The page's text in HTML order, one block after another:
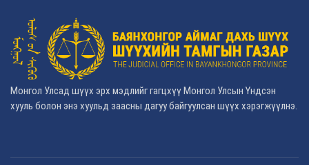
Монгол Улсад шүүх эрх мэдлийг гагцхүү Монгол Улсын Үндсэн
хууль болон энэ хуульд заасны дагуу байгуулсан шүүх хэрэгжүүлнэ.